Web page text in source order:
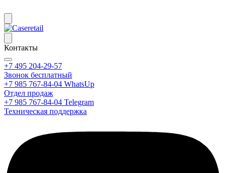
Контакты
+7 495 204-29-57
Звонок бесплатный
+7 985 767-84-04 WhatsUp
Отдел продаж
+7 985 767-84-04 Telegram
Техническая поддержка